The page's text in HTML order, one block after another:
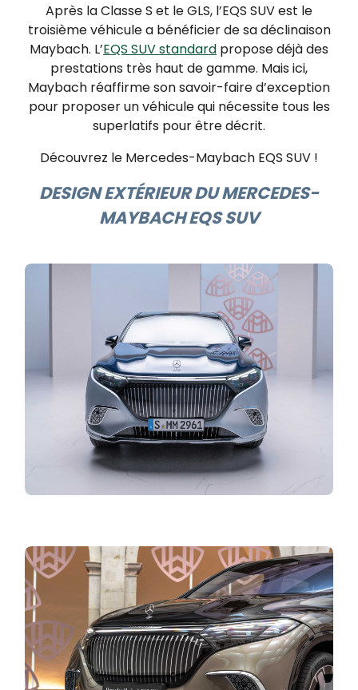
Après la Classe S et le GLS, l’EQS SUV est le
troisième véhicule a bénéficier de sa déclinaison
Maybach. L’EQS SUV standard propose déjà des
prestations très haut de gamme. Mais ici,
Maybach réaffirme son savoir-faire d’exception
pour proposer un véhicule qui nécessite tous les
superlatifs pour être décrit.
Découvrez le Mercedes-Maybach EQS SUV !
DESIGN EXTÉRIEUR DU MERCEDES-
MAYBACH EQS SUV​